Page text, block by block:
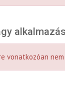
vonatkozóan